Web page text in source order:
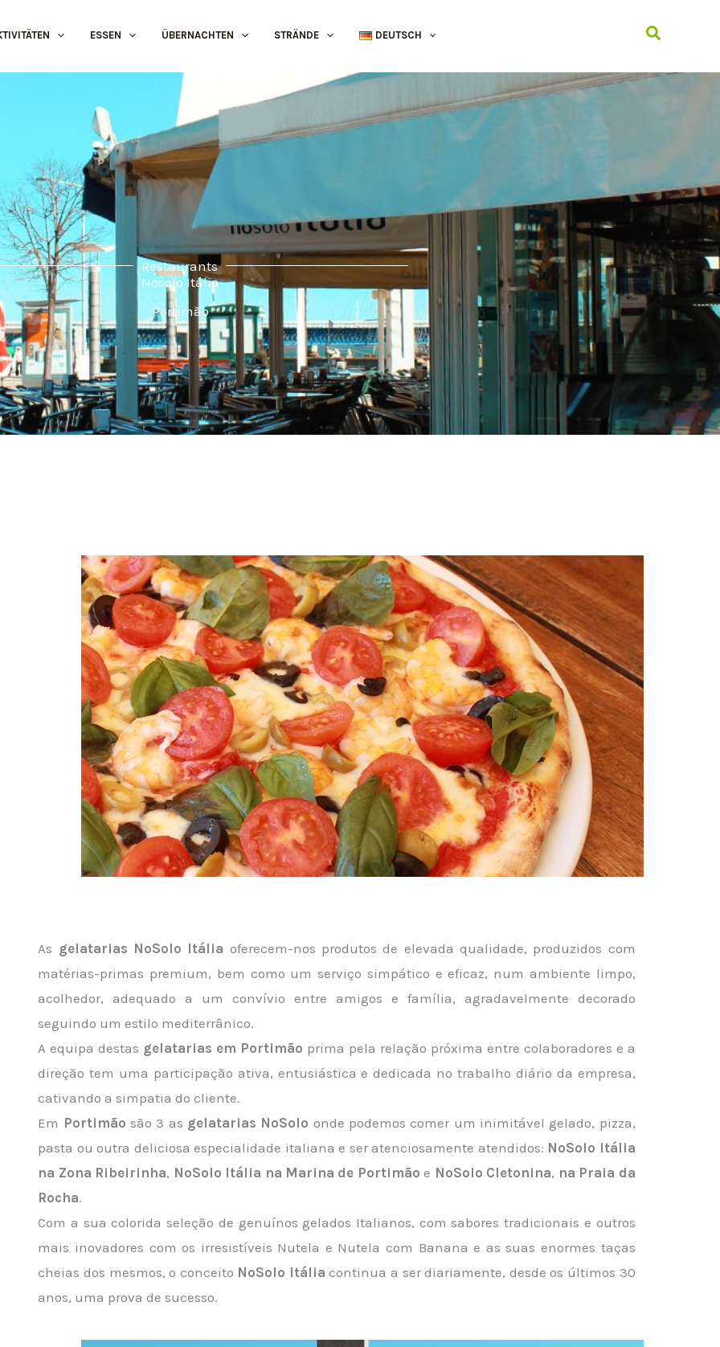
ESSEN ÜBERNACHTEN STRÄNDE DEUTSCH Suchen
Restaurants
Nosolo Itália
Portimão
As gelatarias NoSolo Itália oferecem-nos produtos de elevada qualidade, produzidos com
matérias-primas premium, bem como um serviço simpático e eficaz, num ambiente limpo,
acolhedor, adequado a um convívio entre amigos e família, agradavelmente decorado
seguindo um estilo mediterrânico.
A equipa destas gelatarias em Portimão prima pela relação próxima entre colaboradores e a
direção tem uma participação ativa, entusiástica e dedicada no trabalho diário da empresa,
cativando a simpatia do cliente.
Em Portimão são 3 as gelatarias NoSolo onde podemos comer um inimitável gelado, pizza,
pasta ou outra deliciosa especialidade italiana e ser atenciosamente atendidos: NoSolo Itália
na Zona Ribeirinha, NoSolo Itália na Marina de Portimão e NoSolo Cletonina, na Praia da
Rocha.
Com a sua colorida seleção de genuínos gelados Italianos, com sabores tradicionais e outros
mais inovadores com os irresistíveis Nutela e Nutela com Banana e as suas enormes taças
cheias dos mesmos, o conceito NoSolo Itália continua a ser diariamente, desde os últimos 30
anos, uma prova de sucesso.